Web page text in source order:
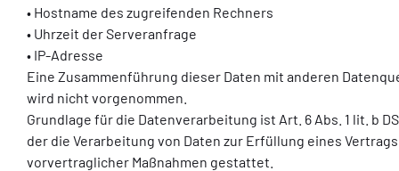
• Hostname des zugreifenden Rechners
• Uhrzeit der Serveranfrage
• IP-Adresse
Eine Zusammenführung dieser Daten mit anderen
wird nicht vorgenommen.
Grundlage für die Datenverarbeitung ist Art. 6 Abs. 1 lit. b
der die Verarbeitung von Daten zur Erfüllung eines
vorvertraglicher Maßnahmen gestattet.